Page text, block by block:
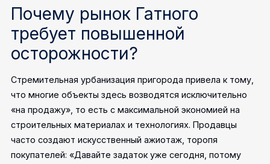
Почему рынок Гатного
требует повышенной
осторожности?
Стремительная урбанизация пригорода привела к тому,
что многие объекты здесь возводятся исключительно
«на продажу», то есть с максимальной экономией на
строительных материалах и технологиях. Продавцы
часто создают искусственный ажиотаж, торопя
покупателей: «Давайте задаток уже сегодня, потому